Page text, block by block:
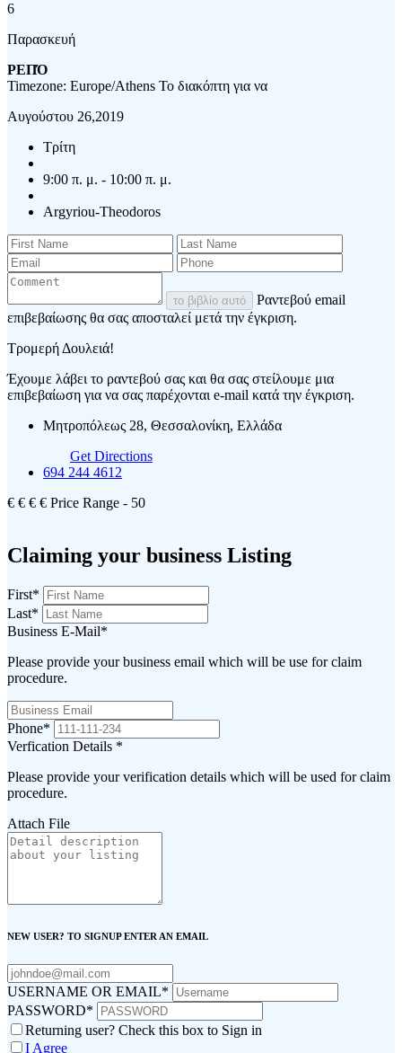
6
Παρασκευή
ΡΕΠΌ
Timezone: Europe/Athens Το διακόπτη για να
Αυγούστου 26,2019
Τρίτη
9:00 π. μ. - 10:00 π. μ.
Argyriou-Theodoros
το βιβλίο αυτό
Ραντεβού email
επιβεβαίωσης θα σας αποσταλεί μετά την έγκριση.
Τρομερή Δουλειά!
Έχουμε λάβει το ραντεβού σας και θα σας στείλουμε μια
επιβεβαίωση για να σας παρέχονται e-mail κατά την έγκριση.
Μητροπόλεως 28, Θεσσαλονίκη, Ελλάδα
Get Directions
694 244 4612
€ € € € Price Range - 50
Claiming your business Listing
First*
Last*
Business E-Mail*
Please provide your business email which will be use for claim
procedure.
Phone*
Verfication Details *
Please provide your verification details which will be used for claim
procedure.
Attach File
NEW USER? TO SIGNUP ENTER AN EMAIL
USERNAME OR EMAIL*
PASSWORD*
Returning user? Check this box to Sign in
I Agree